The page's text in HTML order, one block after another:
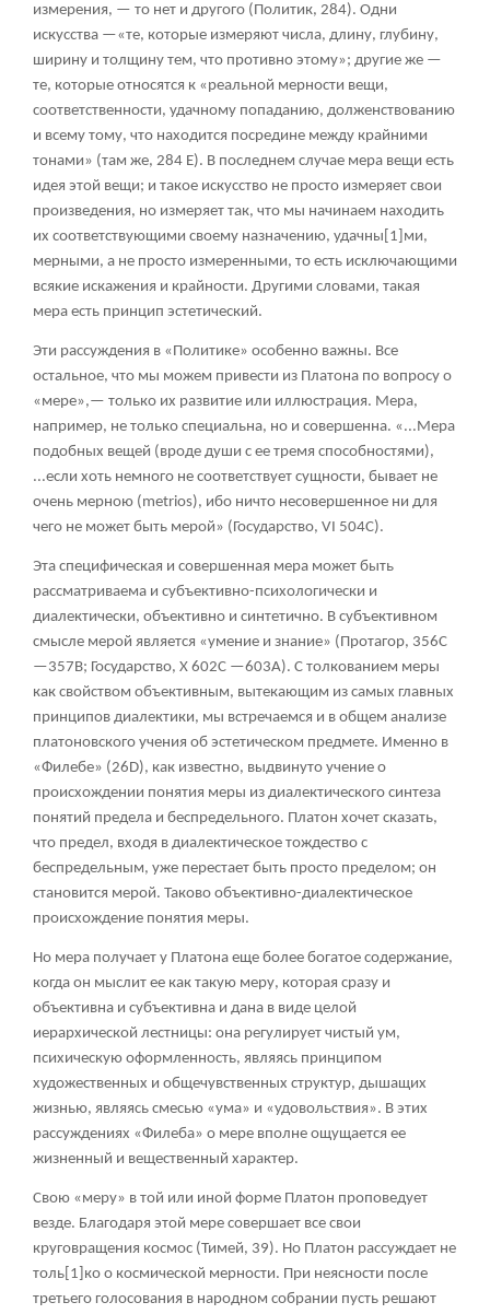
измерения, — то нет и другого (Политик, 284). Одни
искусства —«те, которые измеряют числа, длину, глубину,
ширину и толщину тем, что противно этому»; другие же —
те, которые относятся к «реальной мерности вещи,
соответственности, удачному попаданию, долженствованию
и всему тому, что находится посредине между крайними
тонами» (там же, 284 Е). В последнем случае мера вещи есть
идея этой вещи; и такое искусство не просто измеряет свои
произведения, но измеряет так, что мы начинаем находить
их соответствующими своему назначению, удачны [1] ми,
мерными, а не просто измеренными, то есть исключающими
всякие искажения и крайности. Другими словами, такая
мера есть принцип эстетический.
Эти рассуждения в «Политике» особенно важны. Все
остальное, что мы можем привести из Платона по вопросу о
«мере»,— только их развитие или иллюстрация. Мера,
например, не только специальна, но и совершенна. «...Мера
подобных вещей (вроде души с ее тремя способностями),
...если хоть немного не соответствует сущности, бывает не
очень мерною (metrios), ибо ничто несовершенное ни для
чего не может быть мерой» (Государство, VI 504С).
Эта специфическая и совершенная мера может быть
рассматриваема и субъективно-психологически и
диалектически, объективно и синтетично. В субъективном
смысле мерой является «умение и знание» (Протагор, 356С
—357В; Государство, X 602С —603А). С толкованием меры
как свойством объективным, вытекающим из самых главных
принципов диалектики, мы встречаемся и в общем анализе
платоновского учения об эстетическом предмете. Именно в
«Филебе» (26D), как известно, выдвинуто учение о
происхождении понятия меры из диалектического синтеза
понятий предела и беспредельного. Платон хочет сказать,
что предел, входя в диалектическое тождество с
беспредельным, уже перестает быть просто пределом; он
становится мерой. Таково объективно-диалектическое
происхождение понятия меры.
Но мера получает у Платона еще более богатое содержание,
когда он мыслит ее как такую меру, которая сразу и
объективна и субъективна и дана в виде целой
иерархической лестницы: она регулирует чистый ум,
психическую оформленность, являясь принципом
художественных и общечувственных структур, дышащих
жизнью, являясь смесью «ума» и «удовольствия». В этих
рассуждениях «Филеба» о мере вполне ощущается ее
жизненный и вещественный характер.
Свою «меру» в той или иной форме Платон проповедует
везде. Благодаря этой мере совершает все свои
круговращения космос (Тимей, 39). Но Платон рассуждает не
толь [1] ко о космической мерности. При неясности после
третьего голосования в народном собрании пусть решают